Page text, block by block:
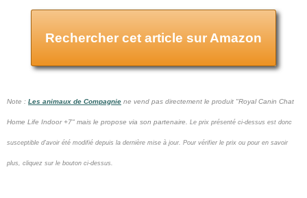
Rechercher cet article sur Amazon
Note : Les animaux de Compagnie ne vend pas directement le produit "Royal Canin Chat
Home Life Indoor +7" mais le propose via son partenaire. Le prix présenté ci-dessus est donc
susceptible d'avoir été modifié depuis la dernière mise à jour. Pour vérifier le prix ou pour en savoir
plus, cliquez sur le bouton ci-dessus.